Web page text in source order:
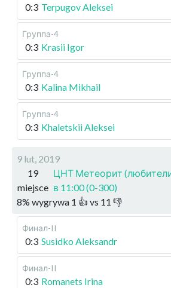
0:3 Terpugov Aleksei
Группа-4
0:3 Krasii Igor
Группа-4
0:3 Kalina Mikhail
Группа-4
0:3 Khaletskii Aleksei
9 lut, 2019
19
miejsce
ЦНТ Метеорит
в 11:00 (0-300)
8% wygrywa 1 👍 vs 11 👎
Финал-II
0:3 Susidko Aleksandr
Финал-II
0:3 Romanets Irina